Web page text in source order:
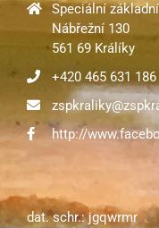
Speciální
Nábřežní 130
561 69 Králíky
+420 465 631 186
http://
dat. schr.: jgqwrmr